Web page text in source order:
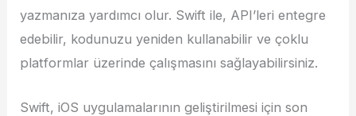
yazmanıza yardımcı olur. Swift ile, API’leri entegre
edebilir, kodunuzu yeniden kullanabilir ve çoklu
platformlar üzerinde çalışmasını sağlayabilirsiniz.
Swift, iOS uygulamalarının geliştirilmesi için son